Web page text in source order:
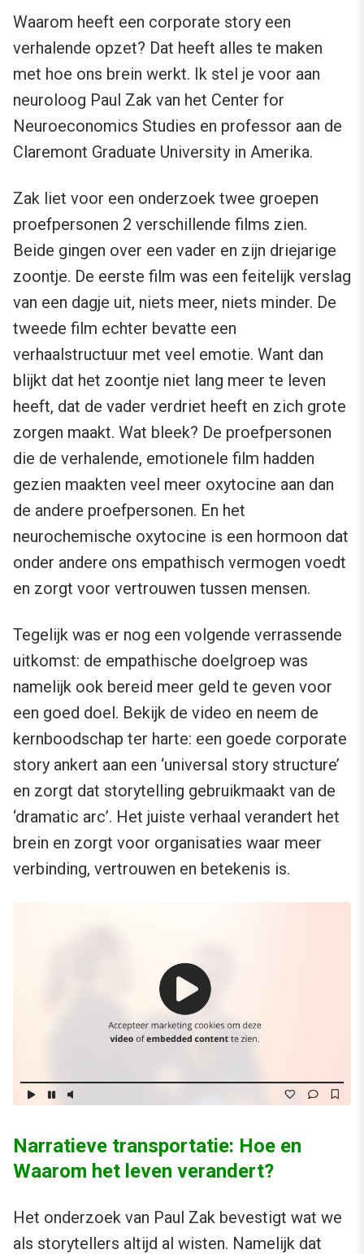
Waarom heeft een corporate story een
verhalende opzet? Dat heeft alles te maken
met hoe ons brein werkt. Ik stel je voor aan
neuroloog Paul Zak van het Center for
Neuroeconomics Studies en professor aan de
Claremont Graduate University in Amerika.
Zak liet voor een onderzoek twee groepen
proefpersonen 2 verschillende films zien.
Beide gingen over een vader en zijn driejarige
zoontje. De eerste film was een feitelijk verslag
van een dagje uit, niets meer, niets minder. De
tweede film echter bevatte een
verhaalstructuur met veel emotie. Want dan
blijkt dat het zoontje niet lang meer te leven
heeft, dat de vader verdriet heeft en zich grote
zorgen maakt. Wat bleek? De proefpersonen
die de verhalende, emotionele film hadden
gezien maakten veel meer oxytocine aan dan
de andere proefpersonen. En het
neurochemische oxytocine is een hormoon dat
onder andere ons empathisch vermogen voedt
en zorgt voor vertrouwen tussen mensen.
Tegelijk was er nog een volgende verrassende
uitkomst: de empathische doelgroep was
namelijk ook bereid meer geld te geven voor
een goed doel. Bekijk de video en neem de
kernboodschap ter harte: een goede corporate
story ankert aan een ‘universal story structure’
en zorgt dat storytelling gebruikmaakt van de
‘dramatic arc’. Het juiste verhaal verandert het
brein en zorgt voor organisaties waar meer
verbinding, vertrouwen en betekenis is.
Narratieve transportatie: Hoe en
Waarom het leven verandert?
Het onderzoek van Paul Zak bevestigt wat we
als storytellers altijd al wisten. Namelijk dat